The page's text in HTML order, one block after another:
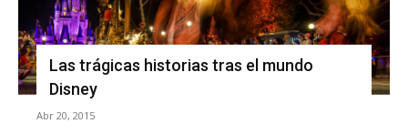
Las trágicas historias tras el mundo
Disney
Abr 20, 2015